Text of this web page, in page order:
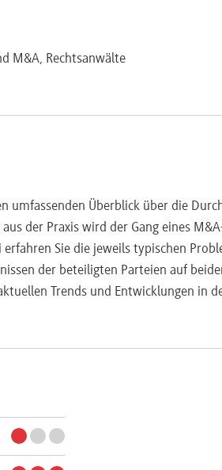
M&A, Rechtsanwälte
umfassenden Überblick über die
der Praxis wird der Gang eines
Sie die jeweils typischen
der beteiligten Parteien auf
Trends und Entwicklungen in